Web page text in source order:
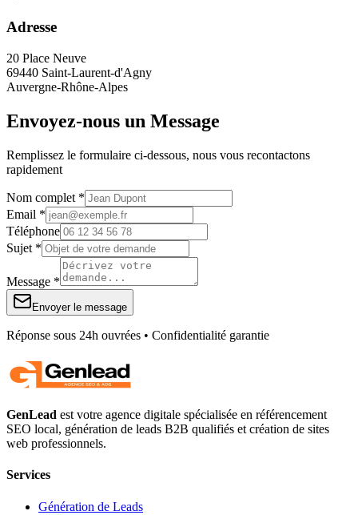
Adresse
20 Place Neuve
69440 Saint-Laurent-d'Agny
Auvergne-Rhône-Alpes
Envoyez-nous un Message
Remplissez le formulaire ci-dessous, nous vous recontactons
rapidement
Nom complet *
Email *
Téléphone
Sujet *
Message *
Envoyer le message
Réponse sous 24h ouvrées • Confidentialité garantie
GenLead est votre agence digitale spécialisée en référencement
SEO local, génération de leads B2B qualifiés et création de sites
web professionnels.
Services
Génération de Leads